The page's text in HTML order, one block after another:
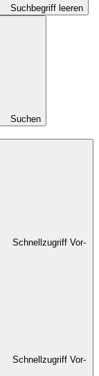
Suchbegriff leeren
Suchen
Schnellzugriff Vor-
Schnellzugriff Vor-